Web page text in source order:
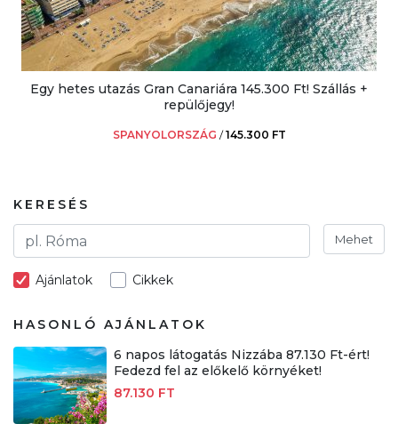
Egy hetes utazás Gran Canariára 145.300 Ft! Szállás +
repülőjegy!
SPANYOLORSZÁG /145.300 FT
KERESÉS
Mehet
Ajánlatok Cikkek
HASONLÓ AJÁNLATOK
6 napos látogatás Nizzába 87.130 Ft-ért!
Fedezd fel az előkelő környéket!
87.130 FT